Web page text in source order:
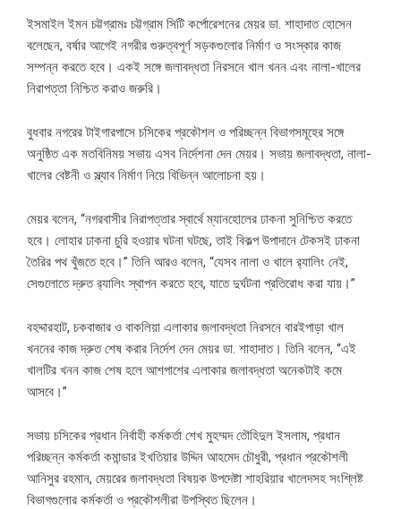
ইসমাইল ইমন চট্টগ্রামঃ চট্টগ্রাম সিটি কর্পোরেশনের মেয়র ডা. শাহাদাত হোসেন
বলেছেন, বর্ষার আগেই নগরীর গুরুত্বপূর্ণ সড়কগুলোর নির্মাণ ও সংস্কার কাজ
সম্পন্ন করতে হবে। একই সঙ্গে জলাবদ্ধতা নিরসনে খাল খনন এবং নালা-খালের
নিরাপত্তা নিশ্চিত করাও জরুরি।
বুধবার নগরের টাইগারপাসে চসিকের প্রকৌশল ও পরিচ্ছন্ন বিভাগসমূহের সঙ্গে
অনুষ্ঠিত এক মতবিনিময় সভায় এসব নির্দেশনা দেন মেয়র। সভায় জলাবদ্ধতা, নালা-
খালের বেষ্টনী ও স্ল্যাব নির্মাণ নিয়ে বিভিন্ন আলোচনা হয়।
মেয়র বলেন, “নগরবাসীর নিরাপত্তার স্বার্থে ম্যানহোলের ঢাকনা সুনিশ্চিত করতে
হবে। লোহার ঢাকনা চুরি হওয়ার ঘটনা ঘটছে, তাই বিকল্প উপাদানে টেকসই ঢাকনা
তৈরির পথ খুঁজতে হবে।” তিনি আরও বলেন, “যেসব নালা ও খালে র‍্যালিং নেই,
সেগুলোতে দ্রুত র‍্যালিং স্থাপন করতে হবে, যাতে দুর্ঘটনা প্রতিরোধ করা যায়।”
বহদ্দারহাট, চকবাজার ও বাকলিয়া এলাকার জলাবদ্ধতা নিরসনে বারইপাড়া খাল
খননের কাজ দ্রুত শেষ করার নির্দেশ দেন মেয়র ডা. শাহাদাত। তিনি বলেন, “এই
খালটির খনন কাজ শেষ হলে আশপাশের এলাকার জলাবদ্ধতা অনেকটাই কমে
আসবে।”
সভায় চসিকের প্রধান নির্বাহী কর্মকর্তা শেখ মুহম্মদ তৌহিদুল ইসলাম, প্রধান
পরিচ্ছন্ন কর্মকর্তা কমান্ডার ইখতিয়ার উদ্দিন আহমেদ চৌধুরী, প্রধান প্রকৌশলী
আনিসুর রহমান, মেয়রের জলাবদ্ধতা বিষয়ক উপদেষ্টা শাহরিয়ার খালেদসহ সংশ্লিষ্ট
বিভাগগুলোর কর্মকর্তা ও প্রকৌশলীরা উপস্থিত ছিলেন।